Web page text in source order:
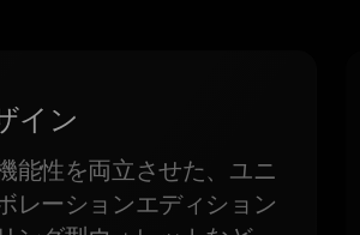
イン
能性を両立させた、ユニ
レーションエディション